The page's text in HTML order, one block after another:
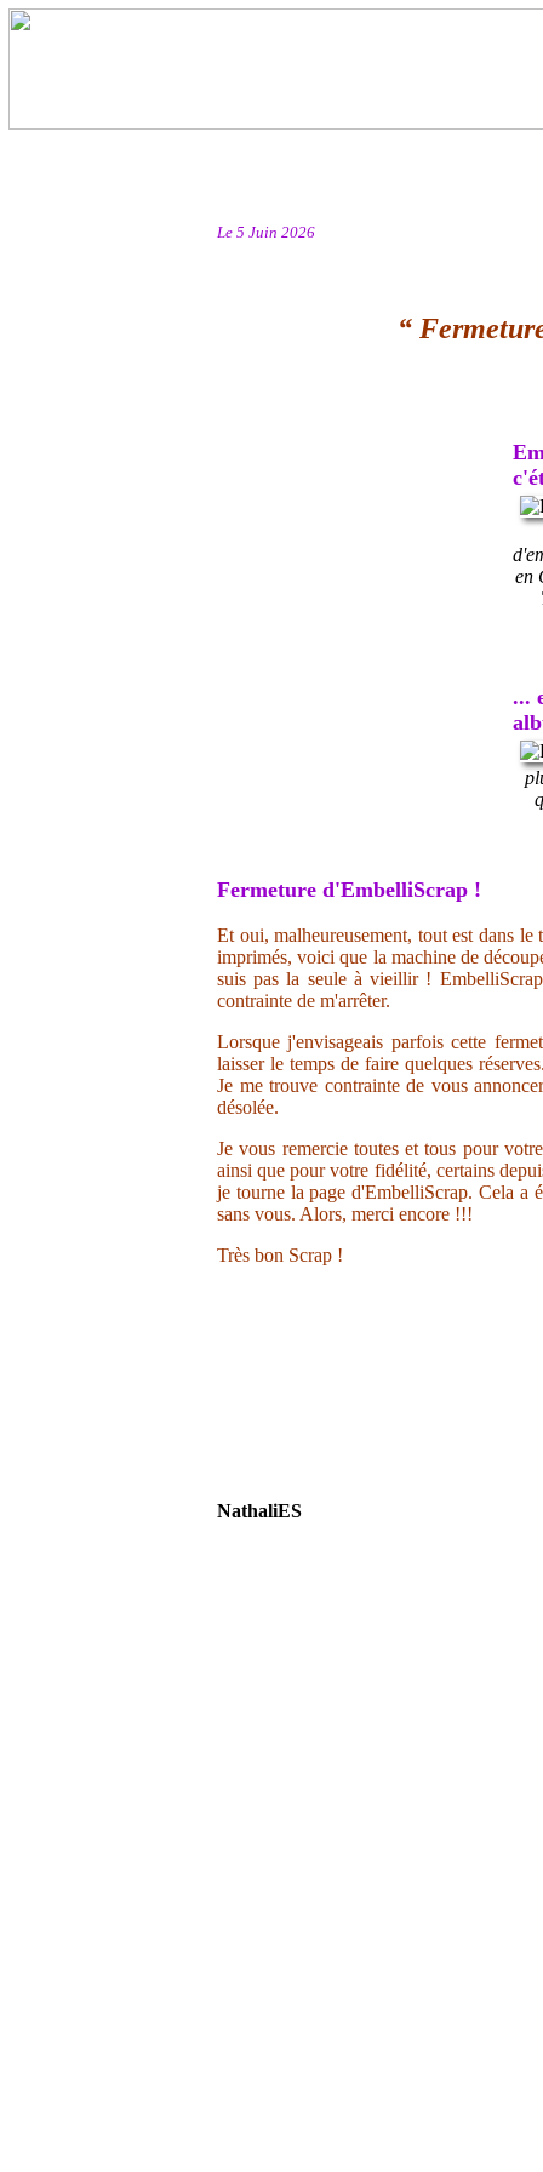
Le 5 Juin 2026
“
en
...
Fermeture d'EmbelliScrap !
Et oui, malheureusement, tout est dans
imprimés, voici que la machine de
suis pas la seule à vieillir !
contrainte de m'arrêter.
Lorsque j'envisageais parfois cette
laisser le temps de faire quelques
Je me trouve contrainte de vous
désolée.
Je vous remercie toutes et tous pour
ainsi que pour votre fidélité, certains
je tourne la page d'EmbelliScrap. Cela a
sans vous. Alors, merci encore !!!
Très bon Scrap !
NathaliES